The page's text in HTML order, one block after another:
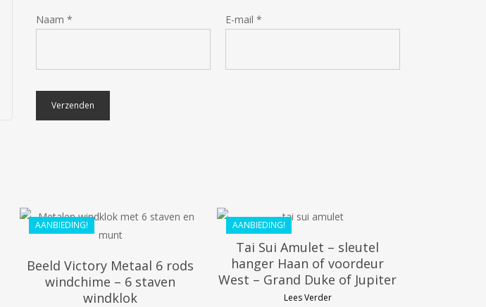
Naam * E-mail *
AANBIEDING!
Beeld Victory Metaal 6 rods
windchime – 6 staven
windklok
AANBIEDING!
€
26.99
Tai Sui Amulet – sleutel
hanger Haan of voordeur
West – Grand Duke of Jupiter
Lees Verder